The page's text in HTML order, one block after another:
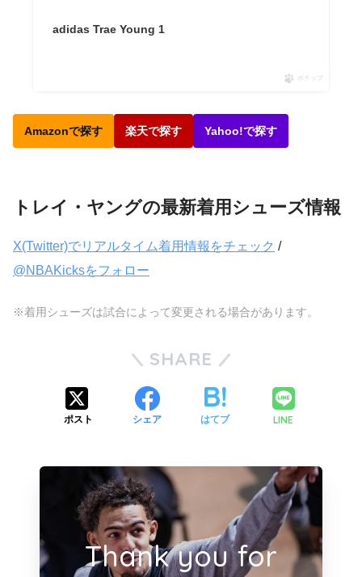
adidas Trae Young 1
ポチップ
Amazonで探す 楽天で探す Yahoo!で探す
トレイ・ヤングの最新着用シューズ情報
X(Twitter)でリアルタイム着用情報をチェック /
@NBAKicksをフォロー
※着用シューズは試合によって変更される場合があります。
SHARE
ポスト シェア はてブ LINE
Thank you for